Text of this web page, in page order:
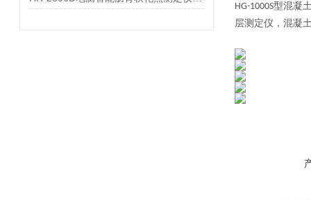
HG-1000S型混凝
层测定仪，混凝